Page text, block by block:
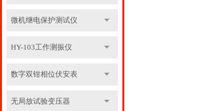
微机继电保护测试仪
HY-103工作测振仪
数字双钳相位伏安表
无局放试验变压器